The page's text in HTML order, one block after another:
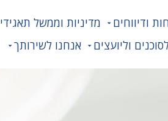
ודיווחים מדיניות וממשל תאגידי
וליועצים
אנחנו לשירותך